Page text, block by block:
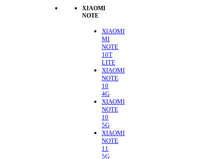
XIAOMI
NOTE
XIAOMI
MI
NOTE
10T
LITE
XIAOMI
NOTE
10
4G
XIAOMI
NOTE
10
5G
XIAOMI
NOTE
11
5G